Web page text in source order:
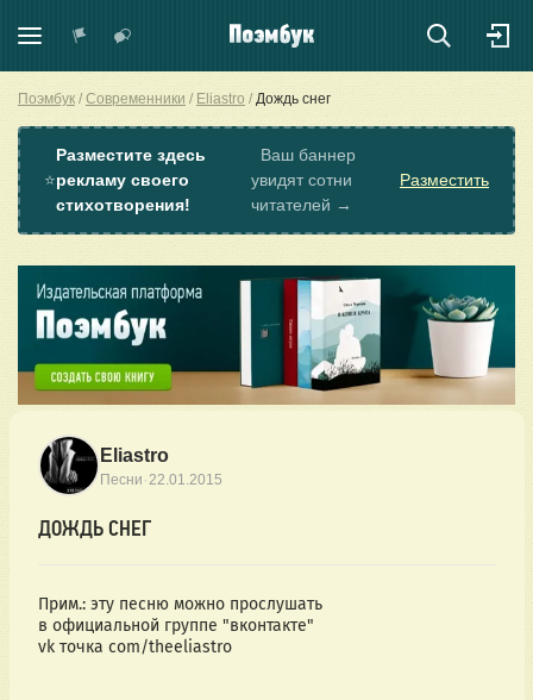
Поэмбук Современники Eliastro Дождь снег
⭐
Разместите здесь
рекламу своего
стихотворения!
Ваш баннер
увидят сотни
читателей →
Разместить
Eliastro
Песни ·22.01.2015
ДОЖДЬ СНЕГ
Прим.: эту песню можно прослушать
в официальной группе "вконтакте"
vk точка com/theeliastro